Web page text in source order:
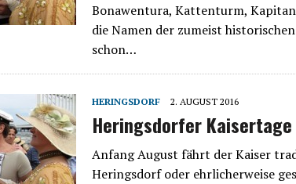
Bonawentura, Kattenturm,
die Namen der zumeist
schon…
HERINGSDORF 2. AUGUST 2016
Heringsdorfer Kaisertage
Anfang August fährt der Kaiser
Heringsdorf oder ehrlicherweise